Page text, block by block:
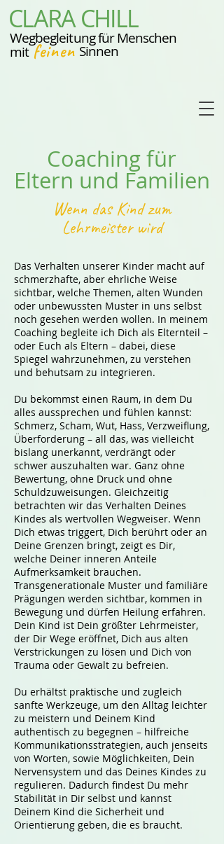
CLARA CHILL
feinen
Wegbegleitung für Menschen
mit Sinnen
Coaching für
Eltern und Familien
Wenn das Kind zum
Lehrmeister wird
Das Verhalten unserer Kinder macht auf
schmerzhafte, aber ehrliche Weise
sichtbar, welche Themen, alten Wunden
oder unbewussten Muster in uns selbst
noch gesehen werden wollen. In meinem
Coaching begleite ich Dich als Elternteil –
oder Euch als Eltern – dabei, diese
Spiegel wahrzunehmen, zu verstehen
und behutsam zu integrieren.
Du bekommst einen Raum, in dem Du
alles aussprechen und fühlen kannst:
Schmerz, Scham, Wut, Hass, Verzweiflung,
Überforderung – all das, was vielleicht
bislang unerkannt, verdrängt oder
schwer auszuhalten war. Ganz ohne
Bewertung, ohne Druck und ohne
Schuldzuweisungen. Gleichzeitig
betrachten wir das Verhalten Deines
Kindes als wertvollen Wegweiser. Wenn
Dich etwas triggert, Dich berührt oder an
Deine Grenzen bringt, zeigt es Dir,
welche Deiner inneren Anteile
Aufmerksamkeit brauchen.
Transgenerationale Muster und familiäre
Prägungen werden sichtbar, kommen in
Bewegung und dürfen Heilung erfahren.
Dein Kind ist Dein größter Lehrmeister,
der Dir Wege eröffnet, Dich aus alten
Verstrickungen zu lösen und Dich von
Trauma oder Gewalt zu befreien.
Du erhältst praktische und zugleich
sanfte Werkzeuge, um den Alltag leichter
zu meistern und Deinem Kind
authentisch zu begegnen – hilfreiche
Kommunikationsstrategien, auch jenseits
von Worten, sowie Möglichkeiten, Dein
Nervensystem und das Deines Kindes zu
regulieren. Dadurch findest Du mehr
Stabilität in Dir selbst und kannst
Deinem Kind die Sicherheit und
Orientierung geben, die es braucht.